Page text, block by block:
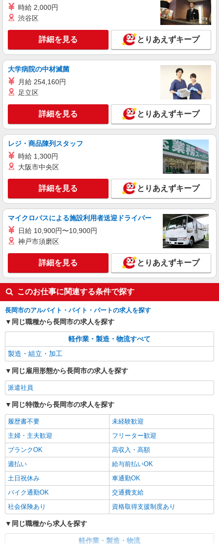
新潟県長岡市 ＊車・バイク通勤OK
詳細を見る
派遣社員
株式会社テクノ・サービス/お仕事No/0796339
機械オペレーター
時給1200円 月収例：126、000円（月収例21日
5時間/日実働）（残業・休日出勤手当て等が含ま
新潟県長岡市 ＊車・バイク通勤OK
キープ 詳細を見る
派遣社員
株式会社テクノ・サービス/お仕事No/0804159
時給1200円 月収例：201、000円（月収例21日
実働）（残業・休日出勤手当て等が含まれていま
す） 交通費全額支給
新潟県長岡市 ＊車・バイク通勤OK
キープ 詳細を見る
時給 2,000円
渋谷区
詳細を見る とりあえずキープ
大学病院の中材滅菌
月給 254,160円
足立区
詳細を見る とりあえずキープ
レジ・商品陳列スタッフ
時給 1,300円
大阪市中央区
詳細を見る とりあえずキープ
マイクロバスによる施設利用者送迎ドライバー
日給 10,900円〜10,900円
神戸市須磨区
詳細を見る とりあえずキープ
このお仕事に関連する条件で探す
長岡市のアルバイト・バイト・パートの求人を探す
同じ職種から長岡市の求人を探す
軽作業・製造・物流すべて
製造・組立・加工
同じ雇用形態から長岡市の求人を探す
派遣社員
同じ特徴から長岡市の求人を探す
履歴書不要
未経験歓迎
主婦・主夫歓迎
フリーター歓迎
ブランクOK
高収入・高額
週払い
給与前払いOK
土日祝休み
車通勤OK
バイク通勤OK
交通費支給
社会保険あり
資格取得支援制度あり
同じ職種から求人を探す
軽作業・製造・物流